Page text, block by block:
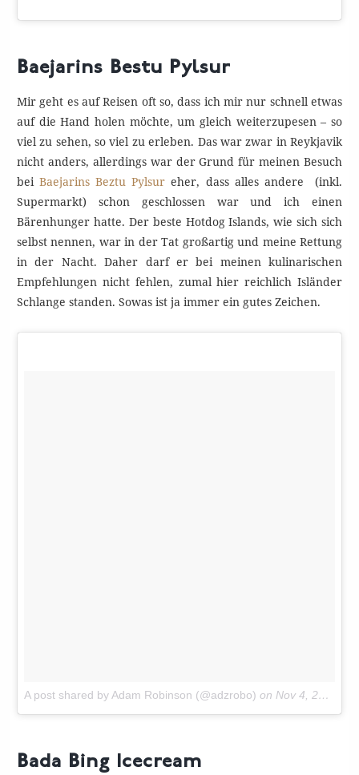
Baejarins Bestu Pylsur
Mir geht es auf Reisen oft so, dass ich mir nur schnell etwas
auf die Hand holen möchte, um gleich weiterzupesen – so
viel zu sehen, so viel zu erleben. Das war zwar in Reykjavik
nicht anders, allerdings war der Grund für meinen Besuch
beiBaejarins Beztu Pylsur eher, dass alles andere (inkl.
Supermarkt) schon geschlossen war und ich einen
Bärenhunger hatte. Der beste Hotdog Islands, wie sich sich
selbst nennen, war in der Tat großartig und meine Rettung
in der Nacht. Daher darf er bei meinen kulinarischen
Empfehlungen nicht fehlen, zumal hier reichlich Isländer
Schlange standen. Sowas ist ja immer ein gutes Zeichen.
A post shared by Adam Robinson (@adzrobo) on Nov 4, 2017 at 2:00am PDT
Bada Bing Icecream